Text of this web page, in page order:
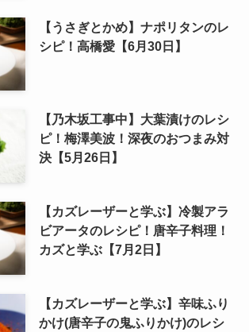
【うさぎとかめ】ナポリタンのレ
シピ！高橋愛【6月30日】
【乃木坂工事中】大葉漬けのレシ
ピ！梅澤美波！深夜のおつまみ対
決【5月26日】
【カズレーザーと学ぶ】冷製アラ
ビアータのレシピ！唐辛子料理！
カズと学ぶ【7月2日】
【カズレーザーと学ぶ】辛味ふり
かけ(唐辛子の鬼ふりかけ)のレシ